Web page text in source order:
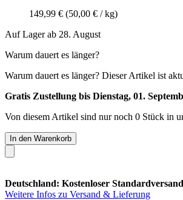
149,99 € (50,00 € / kg)
Auf Lager ab 28. August
Warum dauert es länger?
Warum dauert es länger? Dieser Artikel ist
Gratis Zustellung bis Dienstag, 01.
Von diesem Artikel sind nur noch 0 Stück in
In den Warenkorb
Deutschland: Kostenloser Standardversand
Weitere Infos zu Versand & Lieferung